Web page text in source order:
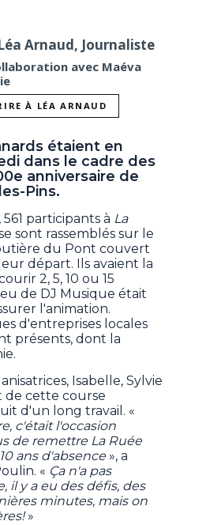
Arnaud, Journaliste
avec Maéva
À LÉA ARNAUD
étaient en
dans le cadre des
anniversaire de
Pins.
participants à La
sont rassemblés sur le
du Pont couvert
départ. Ils avaient la
2, 5, 10 ou 15
de DJ Musique était
l'animation.
d'entreprises locales
présents, dont la
Isabelle, Sylvie
de cette course
d'un long travail. «
c'était l'occasion
de remettre La Ruée
ans d'absence», a
« Ça n'a pas
il y a eu des défis, des
minutes, mais on
»